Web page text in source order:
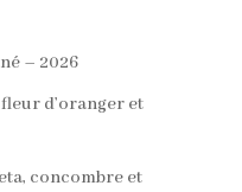
– 2026
d’oranger et
concombre et